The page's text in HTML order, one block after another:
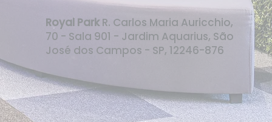
Royal ParkR. Carlos Maria Auricchio,
70 - Sala 901 - Jardim Aquarius, São
José dos Campos - SP, 12246-876